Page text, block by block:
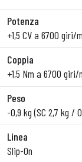
Potenza
+1,5 CV a 6700 giri/
Coppia
+1,5 Nm a 6700 giri/
Peso
-0,9 kg (SC 2,7 kg /
Linea
Slip-On